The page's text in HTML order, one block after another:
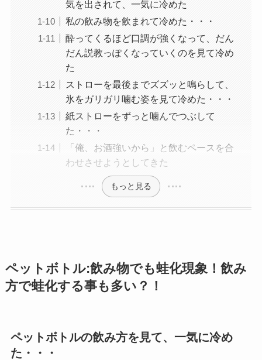
気を出されて、一気に冷めた
私の飲み物を飲まれて冷めた・・・
酔ってくるほど口調が強くなって、だん
だん説教っぽくなっていくのを見て冷め
た
ストローを最後までズズッと鳴らして、
氷をガリガリ噛む姿を見て冷めた・・・
紙ストローをずっと噛んでつぶして
た・・・
「俺、お酒強いから」と飲むペースを合
わせさせようとしてきた
もっと見る
ペットボトル:飲み物でも蛙化現象！飲み
方で蛙化する事も多い？！
ペットボトルの飲み方を見て、一気に冷め
た・・・